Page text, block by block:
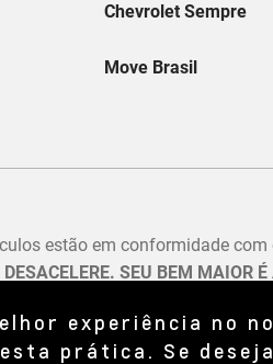
experiência no
prática. Se